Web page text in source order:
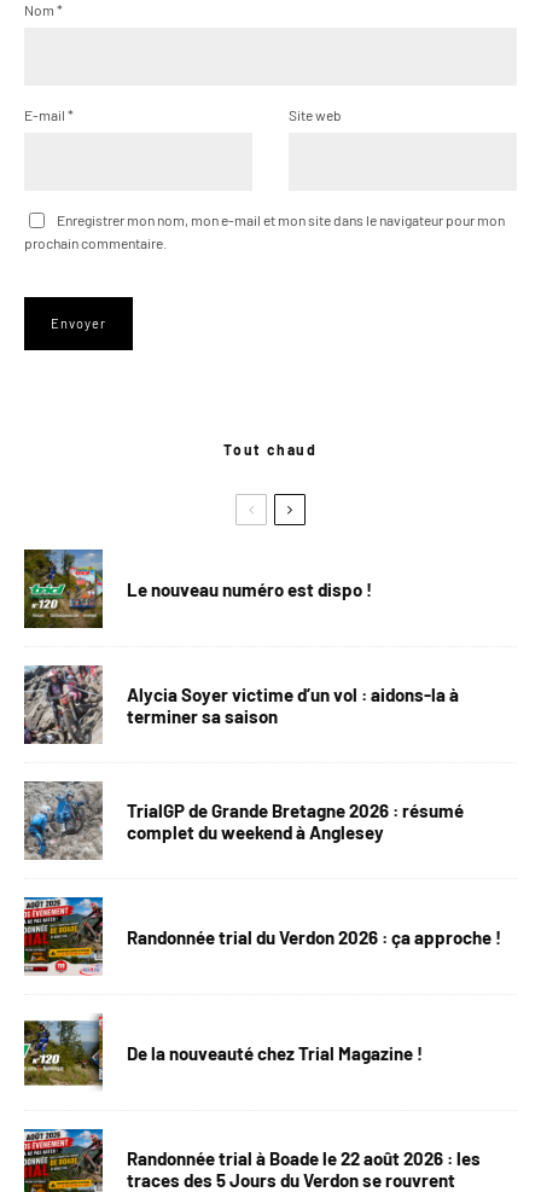
Nom *
E-mail * Site web
Enregistrer mon nom, mon e-mail et mon site dans le navigateur pour mon
prochain commentaire.
Tout chaud
Le nouveau numéro est dispo !
Alycia Soyer victime d’un vol : aidons-la à
terminer sa saison
TrialGP de Grande Bretagne 2026 : résumé
complet du weekend à Anglesey
Randonnée trial du Verdon 2026 : ça approche !
De la nouveauté chez Trial Magazine !
Randonnée trial à Boade le 22 août 2026 : les
traces des 5 Jours du Verdon se rouvrent